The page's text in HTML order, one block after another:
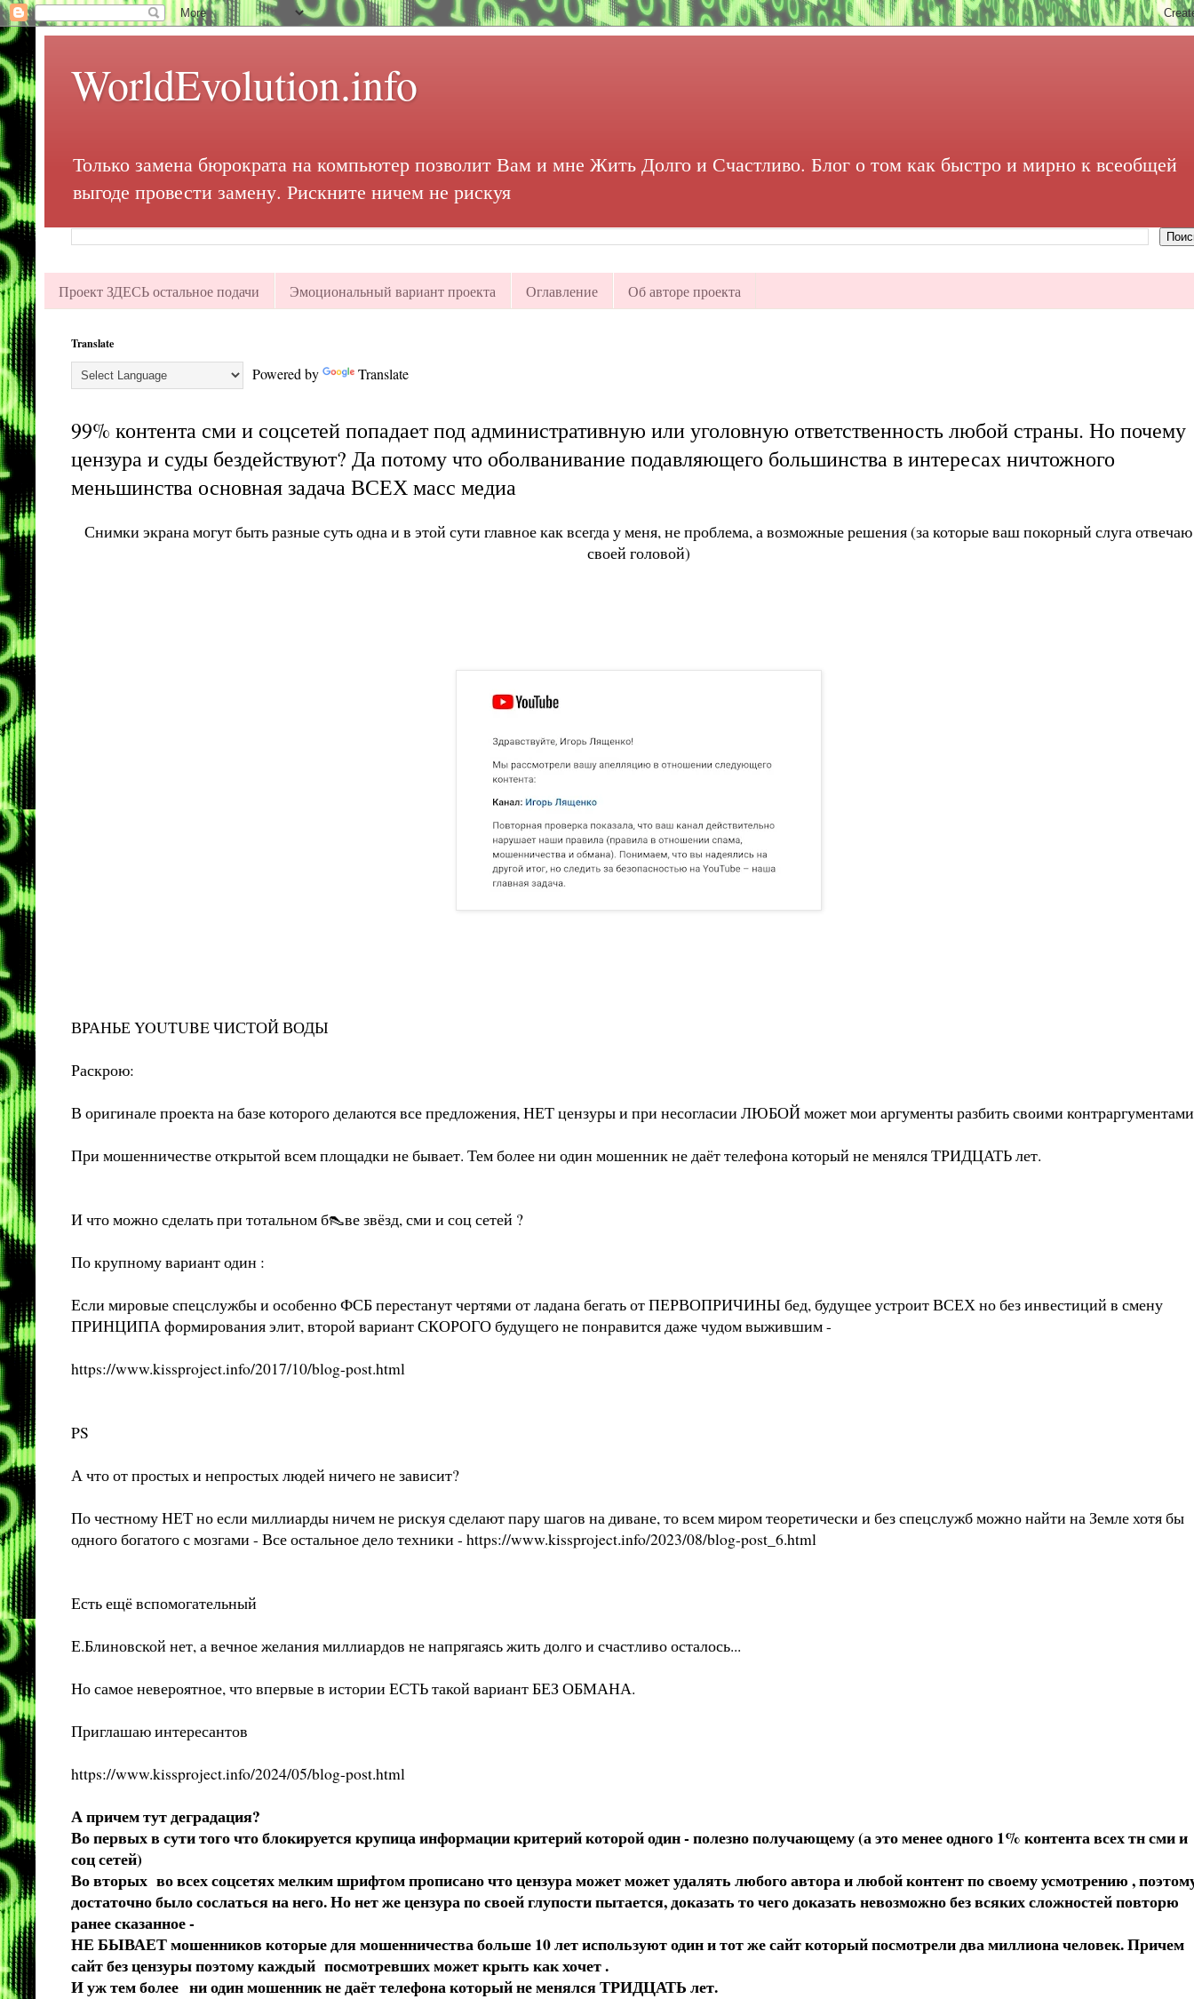
WorldEvolution.info
Только замена бюрократа на компьютер позволит Вам и мне Жить Долго и Счастливо. Блог о том как быстро и мирно к всеобщей
выгоде провести замену. Рискните ничем не рискуя
Проект ЗДЕСЬ остальное подачи Эмоциональный вариант проекта Оглавление Об авторе проекта
Translate
Powered by Translate
99% контента сми и соцсетей попадает под административную или уголовную ответственность любой страны. Но почему
цензура и суды бездействуют? Да потому что оболванивание подавляющего большинства в интересах ничтожного
меньшинства основная задача ВСЕХ масс медиа
Снимки экрана могут быть разные суть одна и в этой сути главное как всегда у меня, не проблема, а возможные решения (за которые ваш покорный слуга отвечаю
своей головой)
ВРАНЬЕ YOUTUBE ЧИСТОЙ ВОДЫ
Раскрою:
В оригинале проекта на базе которого делаются все предложения, НЕТ цензуры и при несогласии ЛЮБОЙ может мои аргументы разбить своими
При мошенничестве открытой всем площадки не бывает. Тем более ни один мошенник не даёт телефона который не менялся ТРИДЦАТЬ лет.
И что можно сделать при тотальном б👠ве звёзд, сми и соц сетей ?
По крупному вариант один :
Если мировые спецслужбы и особенно ФСБ перестанут чертями от ладана бегать от ПЕРВОПРИЧИНЫ бед, будущее устроит ВСЕХ но без инвестиций в смену
ПРИНЦИПА формирования элит, второй вариант СКОРОГО будущего не понравится даже чудом выжившим -
https://www.kissproject.info/2017/10/blog-post.html
PS
А что от простых и непростых людей ничего не зависит?
По честному НЕТ но если миллиарды ничем не рискуя сделают пару шагов на диване, то всем миром теоретически и без спецслужб можно найти на Земле хотя бы
одного богатого с мозгами - Все остальное дело техники - https://www.kissproject.info/2023/08/blog-post_6.html
Есть ещё вспомогательный
Е.Блиновской нет, а вечное желания миллиардов не напрягаясь жить долго и счастливо осталось...
Но самое невероятное, что впервые в истории ЕСТЬ такой вариант БЕЗ ОБМАНА.
Приглашаю интересантов
https://www.kissproject.info/2024/05/blog-post.html
А причем тут деградация?
Во первых в сути того что блокируется крупица информации критерий которой один - полезно получающему (а это менее одного 1% контента всех тн сми и
соц сетей)
Во вторых во всех соцсетях мелким шрифтом прописано что цензура может может удалять любого автора и любой контент по своему усмотрению ,
достаточно было сослаться на него. Но нет же цензура по своей глупости пытается, доказать то чего доказать невозможно без всяких сложностей повторю
ранее сказанное -
НЕ БЫВАЕТ мошенников которые для мошенничества больше 10 лет используют один и тот же сайт который посмотрели два миллиона человек. Причем
сайт без цензуры поэтому каждый посмотревших может крыть как хочет .
И уж тем более ни один мошенник не даёт телефона который не менялся ТРИДЦАТЬ лет.